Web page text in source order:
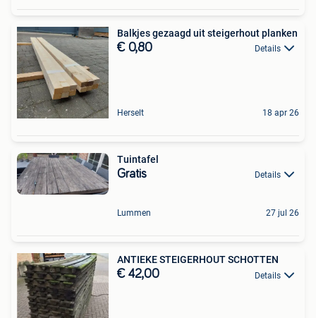
Balkjes gezaagd uit steigerhout planken
€ 0,80 Details
Herselt 18 apr 26
Tuintafel
Gratis Details
Lummen 27 jul 26
ANTIEKE STEIGERHOUT SCHOTTEN
€ 42,00 Details